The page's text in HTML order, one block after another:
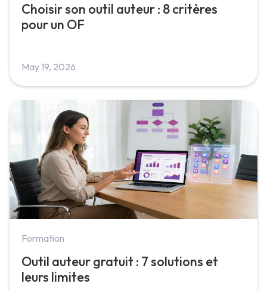
Choisir son outil auteur : 8 critères
pour un OF
May 19, 2026
Formation
Outil auteur gratuit : 7 solutions et
leurs limites